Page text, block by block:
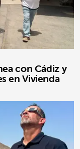
con Cádiz y
en Vivienda